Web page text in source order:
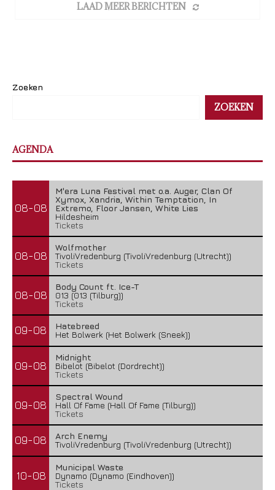
LAAD MEER BERICHTEN
Zoeken
ZOEKEN
AGENDA
08-08
M'era Luna Festival met o.a. Auger, Clan Of
Xymox, Xandria, Within Temptation, In
Extremo, Floor Jansen, White Lies
Hildesheim
Tickets
08-08
Wolfmother
TivoliVredenburg (TivoliVredenburg (Utrecht))
Tickets
08-08
Body Count ft. Ice-T
013 (013 (Tilburg))
Tickets
09-08
Hatebreed
Het Bolwerk (Het Bolwerk (Sneek))
09-08
Midnight
Bibelot (Bibelot (Dordrecht))
Tickets
09-08
Spectral Wound
Hall Of Fame (Hall Of Fame (Tilburg))
Tickets
09-08
Arch Enemy
TivoliVredenburg (TivoliVredenburg (Utrecht))
10-08
Municipal Waste
Dynamo (Dynamo (Eindhoven))
Tickets